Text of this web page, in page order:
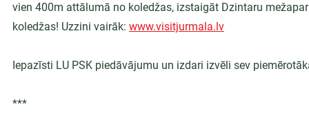
vien 400m attālumā no koledžas, izstaigāt Dzintaru
koledžas! Uzzini vairāk: www.visitjurmala.lv
Iepazīsti LU PSK piedāvājumu un izdari izvēli sev
***